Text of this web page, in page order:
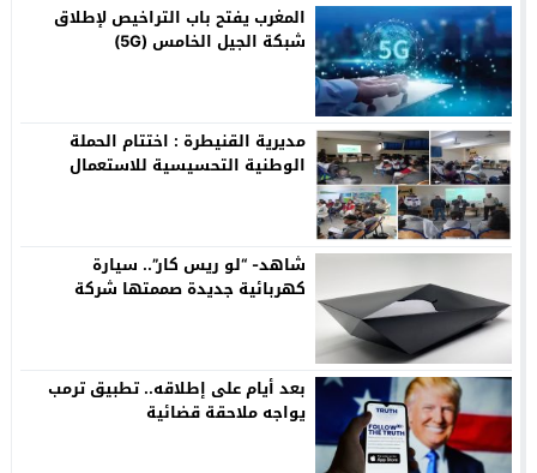
المغرب يفتح باب التراخيص لإطلاق
شبكة الجيل الخامس (5G)
مديرية القنيطرة : اختتام الحملة
الوطنية التحسيسية للاستعمال
شاهد- “لو ريس كار”.. سيارة
كهربائية جديدة صممتها شركة
بعد أيام على إطلاقه.. تطبيق ترمب
يواجه ملاحقة قضائية